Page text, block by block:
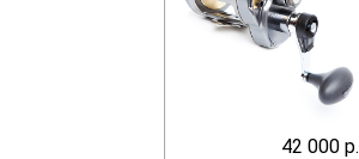
42 000 р.